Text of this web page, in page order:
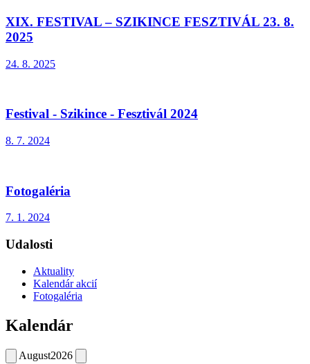
XIX. FESTIVAL – SZIKINCE FESZTIVÁL 23. 8.
2025
24. 8. 2025
Festival - Szikince - Fesztivál 2024
8. 7. 2024
Fotogaléria
7. 1. 2024
Udalosti
Aktuality
Kalendár akcií
Fotogaléria
Kalendár
August2026